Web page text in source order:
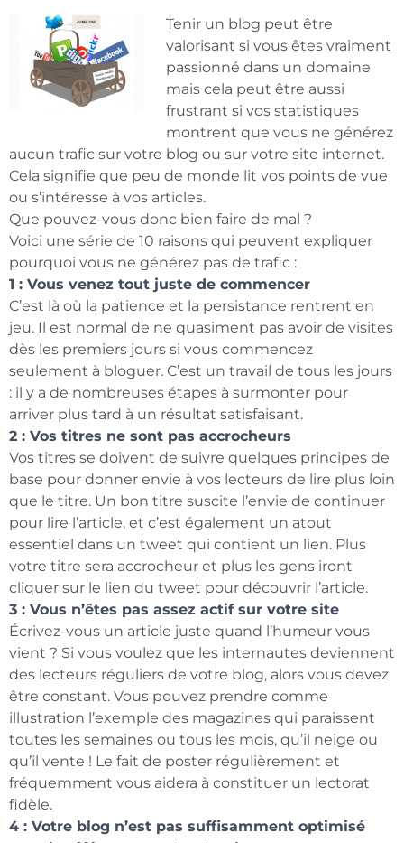
Tenir un blog peut être
valorisant si vous êtes vraiment
passionné dans un domaine
mais cela peut être aussi
frustrant si vos statistiques
montrent que vous ne générez
aucun trafic sur votre blog ou sur votre site internet.
Cela signifie que peu de monde lit vos points de vue
ou s’intéresse à vos articles.
Que pouvez-vous donc bien faire de mal ?
Voici une série de 10 raisons qui peuvent expliquer
pourquoi vous ne générez pas de trafic :
1 : Vous venez tout juste de commencer
C’est là où la patience et la persistance rentrent en
jeu. Il est normal de ne quasiment pas avoir de visites
dès les premiers jours si vous commencez
seulement à bloguer. C’est un travail de tous les jours
: il y a de nombreuses étapes à surmonter pour
arriver plus tard à un résultat satisfaisant.
2 : Vos titres ne sont pas accrocheurs
Vos titres se doivent de suivre quelques principes de
base pour donner envie à vos lecteurs de lire plus loin
que le titre. Un bon titre suscite l’envie de continuer
pour lire l’article, et c’est également un atout
essentiel dans un tweet qui contient un lien. Plus
votre titre sera accrocheur et plus les gens iront
cliquer sur le lien du tweet pour découvrir l’article.
3 : Vous n’êtes pas assez actif sur votre site
Écrivez-vous un article juste quand l’humeur vous
vient ? Si vous voulez que les internautes deviennent
des lecteurs réguliers de votre blog, alors vous devez
être constant. Vous pouvez prendre comme
illustration l’exemple des magazines qui paraissent
toutes les semaines ou tous les mois, qu’il neige ou
qu’il vente ! Le fait de poster régulièrement et
fréquemment vous aidera à constituer un lectorat
fidèle.
4 : Votre blog n’est pas suffisamment optimisé